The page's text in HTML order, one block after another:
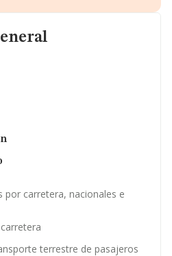
por carretera, nacionales e
terrestre de pasajeros
complementaria.